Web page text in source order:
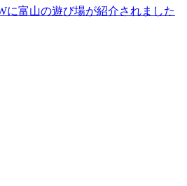
に富山の遊び場が紹介されました